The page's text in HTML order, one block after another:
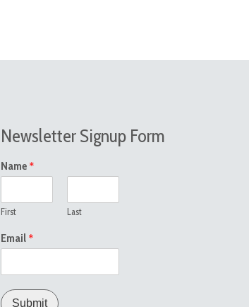
Newsletter Signup Form
Name *
First Last
Email *
Submit